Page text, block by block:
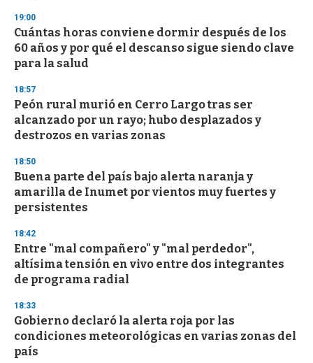
s
e
c
o
n
d
19:00
Cuántas horas conviene dormir después de los
60 años y por qué el descanso sigue siendo clave
para la salud
18:57
Peón rural murió en Cerro Largo tras ser
alcanzado por un rayo; hubo desplazados y
destrozos en varias zonas
18:50
Buena parte del país bajo alerta naranja y
amarilla de Inumet por vientos muy fuertes y
persistentes
18:42
Entre "mal compañero" y "mal perdedor",
altísima tensión en vivo entre dos integrantes
de programa radial
18:33
Gobierno declaró la alerta roja por las
condiciones meteorológicas en varias zonas del
país